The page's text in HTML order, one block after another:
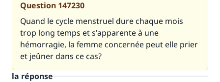
Question 147230
Quand le cycle menstruel dure chaque mois
trop long temps et s'apparente à une
hémorragie, la femme concernée peut elle prier
et jeûner dans ce cas?
la réponse